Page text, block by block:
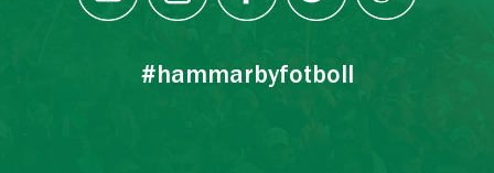
#hammarbyfotboll